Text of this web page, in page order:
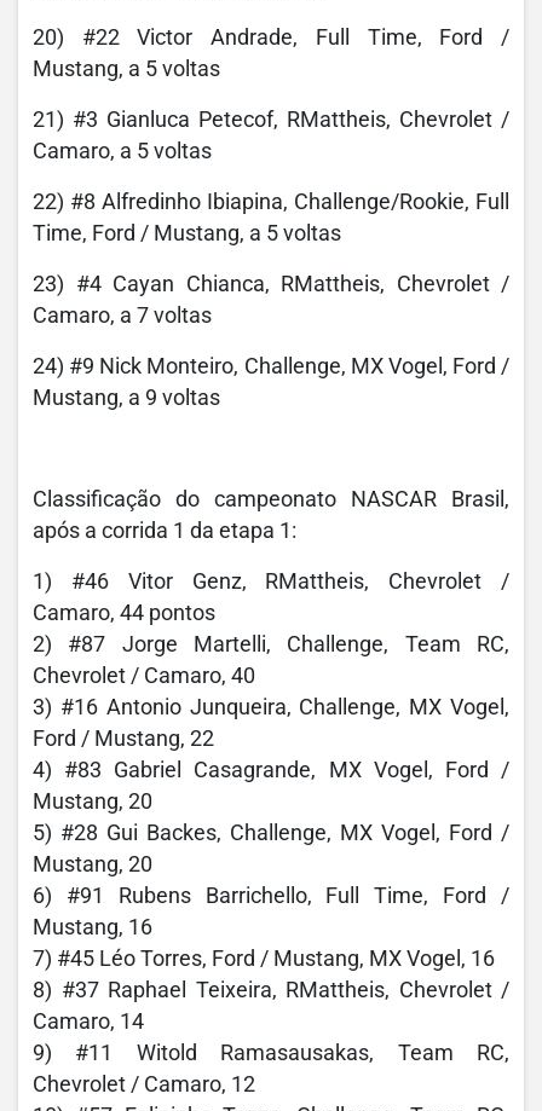
20) #22 Victor Andrade, Full Time, Ford /
Mustang, a 5 voltas
21) #3 Gianluca Petecof, RMattheis, Chevrolet /
Camaro, a 5 voltas
22) #8 Alfredinho Ibiapina, Challenge/Rookie, Full
Time, Ford / Mustang, a 5 voltas
23) #4 Cayan Chianca, RMattheis, Chevrolet /
Camaro, a 7 voltas
24) #9 Nick Monteiro, Challenge, MX Vogel, Ford /
Mustang, a 9 voltas
Classificação do campeonato NASCAR Brasil,
após a corrida 1 da etapa 1:
1) #46 Vitor Genz, RMattheis, Chevrolet /
Camaro, 44 pontos
2) #87 Jorge Martelli, Challenge, Team RC,
Chevrolet / Camaro, 40
3) #16 Antonio Junqueira, Challenge, MX Vogel,
Ford / Mustang, 22
4) #83 Gabriel Casagrande, MX Vogel, Ford /
Mustang, 20
5) #28 Gui Backes, Challenge, MX Vogel, Ford /
Mustang, 20
6) #91 Rubens Barrichello, Full Time, Ford /
Mustang, 16
7) #45 Léo Torres, Ford / Mustang, MX Vogel, 16
8) #37 Raphael Teixeira, RMattheis, Chevrolet /
Camaro, 14
9) #11 Witold Ramasausakas, Team RC,
Chevrolet / Camaro, 12